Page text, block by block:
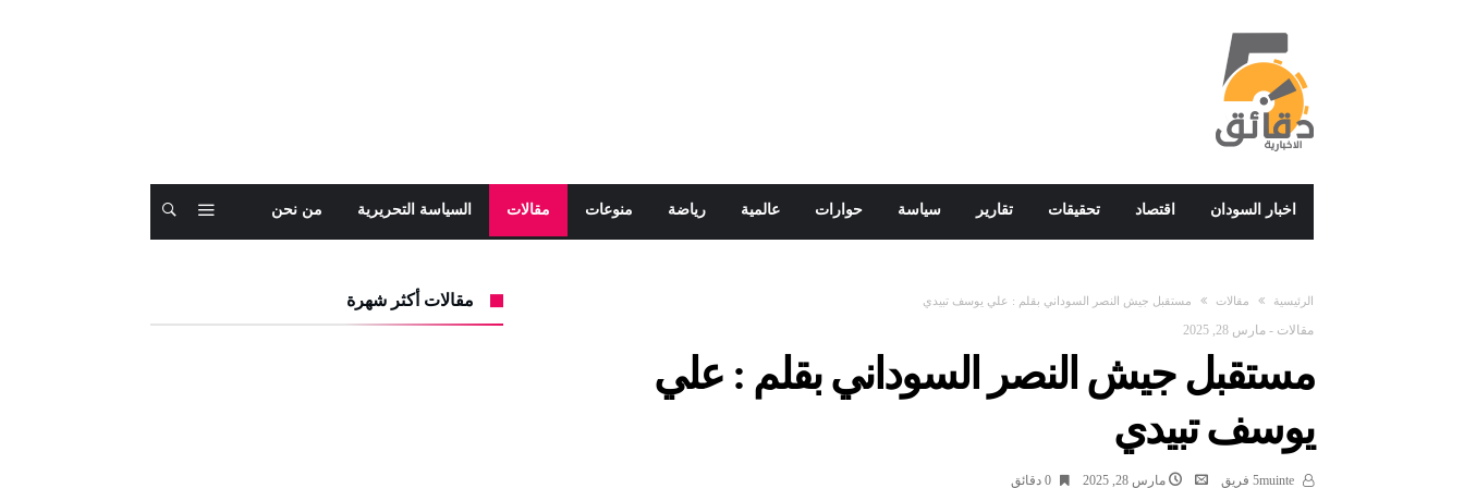
اخبار السودان اقتصاد تحقيقات تقارير سياسة حوارات عالمية رياضة منوعات مقالات السياسة التحريرية من نحن
‫الرئيسية‬ مقالات مستقبل جيش النصر السوداني بقلم : علي يوسف تبيدي
مقالات - مارس 28, 2025
مستقبل جيش النصر السوداني بقلم : علي
يوسف تبيدي
مارس 28, 2025 0 ‫دقائق‬
مقالات أكثر شهرة